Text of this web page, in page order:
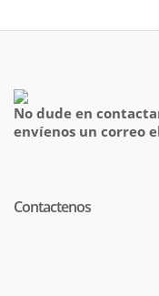
No dude en
envíenos un correo
Contactenos